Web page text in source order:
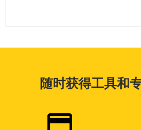
随时获得工具和